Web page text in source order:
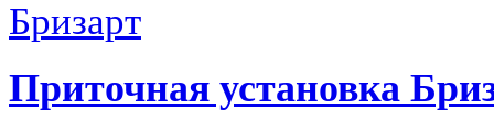
Приточная установка